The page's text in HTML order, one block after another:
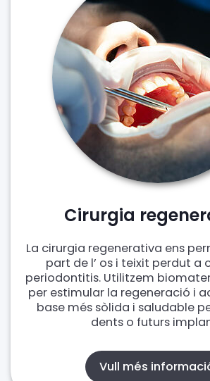
Cirurgia
La cirurgia regenerativa ens
part de l’ os i teixit perdut a
periodontitis. Utilitzem
per estimular la regeneració i
base més sòlida i saludable
dents o futurs
Vull més